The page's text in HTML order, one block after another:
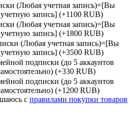
(Любая учетная запись)=[Вы
запись] (+1100 RUB)
(Любая учетная запись)=[Вы
запись] (+1800 RUB)
(Любая учетная запись)=[Вы
запись] (+3500 RUB)
подписки (до 5 аккаунтов
(+330 RUB)
подписки (до 5 аккаунтов
(+1200 RUB)
с правилами покупки товаров